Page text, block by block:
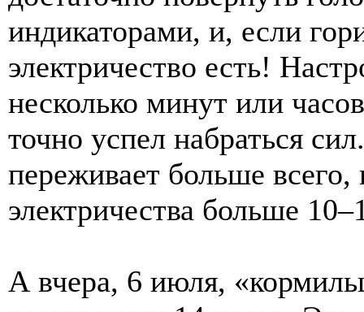
индикаторами, и, если
электричество есть!
несколько минут или
точно успел набраться
переживает больше
электричества больше
А вчера, 6 июля,